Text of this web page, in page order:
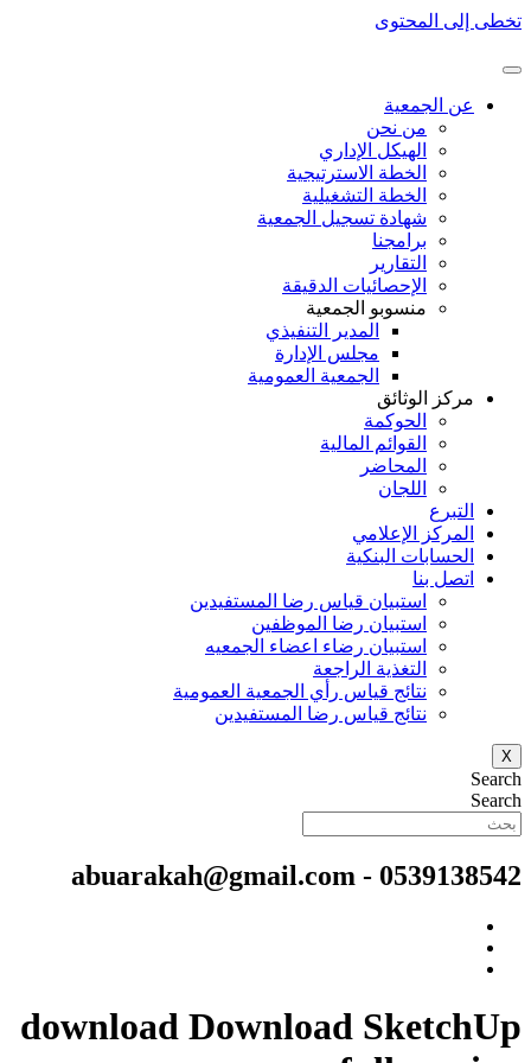
تخطى إلى المحتوى
عن الجمعية
من نحن
الهيكل الإداري
الخطة الاسترتيجية
الخطة التشغيلية
شهادة تسجيل الجمعية
برامجنا
التقارير
الإحصائيات الدقيقة
منسوبو الجمعية
المدير التنفيذي
مجلس الإدارة
الجمعية العمومية
مركز الوثائق
الحوكمة
القوائم المالية
المحاضر
اللجان
التبرع
المركز الإعلامي
الحسابات البنكية
اتصل بنا
استبيان قياس رضا المستفيدين
استبيان رضا الموظفين
استبيان رضاء اعضاء الجمعيه
التغذية الراجعة
نتائج قياس رأي الجمعية العمومية
نتائج قياس رضا المستفيدين
X
Search
Search
0539138542⁩ - abuarakah@gmail.com
download Download SketchUp